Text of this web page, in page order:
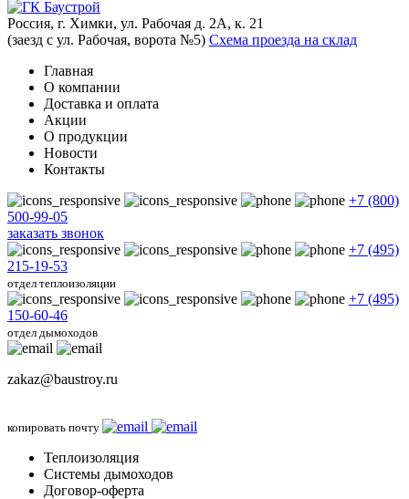
Россия, г. Химки, ул. Рабочая д. 2А, к. 21
(заезд с ул. Рабочая, ворота №5) Схема проезда на склад
Главная
О компании
Доставка и оплата
Акции
О продукции
Новости
Контакты
+7 (800)
500-99-05
заказать звонок
+7 (495)
215-19-53
отдел теплоизоляции
+7 (495)
150-60-46
отдел дымоходов
zakaz@baustroy.ru
копировать почту
Теплоизоляция
Системы дымоходов
Договор-оферта